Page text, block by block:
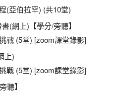
(亞伯拉罕) (共10堂)
(網上)【學分/旁聽】
戰 (5堂) [zoom課堂錄影]
上)
戰 (5堂) [zoom課堂錄影]
聽】